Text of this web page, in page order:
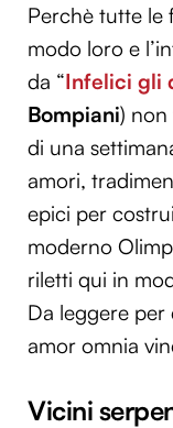
Perchè tutte le
modo loro e
da “Infelici gli
Bompiani) non
di una
amori,
epici per
moderno
riletti qui in
Da leggere
amor omnia
Vicini